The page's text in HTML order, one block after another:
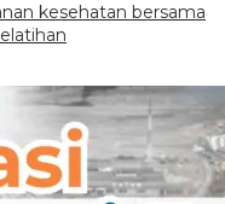
kesehatan bersama